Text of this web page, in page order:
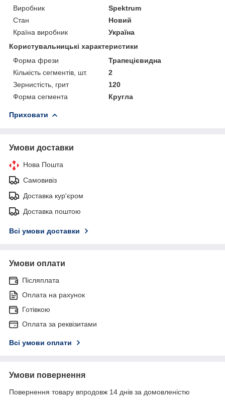
Виробник
Spektrum
Стан
Новий
Країна виробник
Україна
Користувальницькі характеристики
Форма фрези
Трапецієвидна
Кількість сегментів, шт.
2
Зернистість, грит
120
Форма сегмента
Кругла
Приховати
Умови доставки
Нова Пошта
Самовивіз
Доставка кур'єром
Доставка поштою
Всі умови доставки
Умови оплати
Післяплата
Оплата на рахунок
Готівкою
Оплата за реквізитами
Всі умови оплати
Умови повернення
Повернення товару впродовж 14 днів за домовленістю